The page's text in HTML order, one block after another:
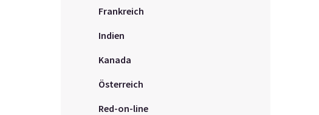
Frankreich
Indien
Kanada
Österreich
Red-on-line